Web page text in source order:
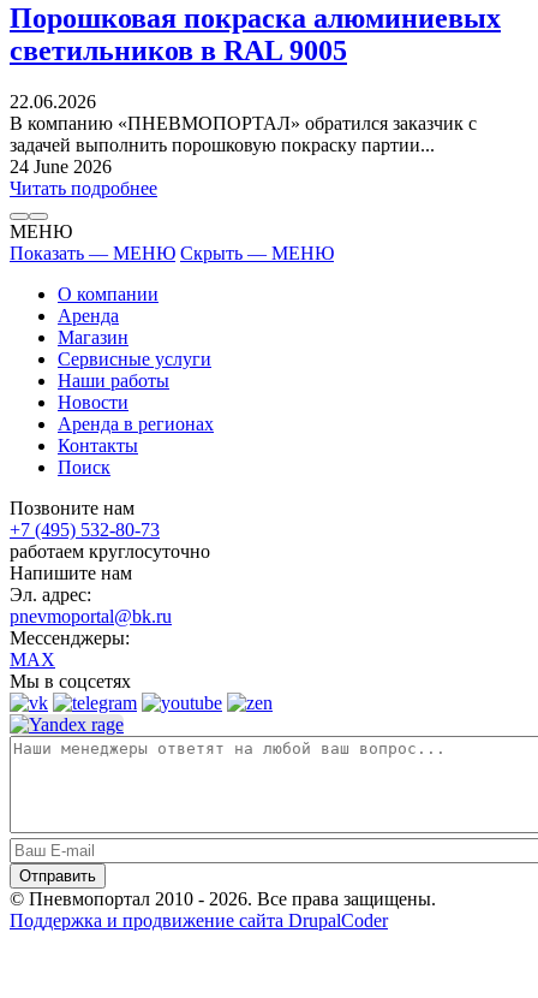
Порошковая покраска алюминиевых
светильников в RAL 9005
22.06.2026
В компанию «ПНЕВМОПОРТАЛ» обратился заказчик с
задачей выполнить порошковую покраску партии...
24 June 2026
Читать подробнее
МЕНЮ
Показать — МЕНЮ Скрыть — МЕНЮ
О компании
Аренда
Магазин
Сервисные услуги
Наши работы
Новости
Аренда в регионах
Контакты
Поиск
Позвоните нам
+7 (495) 532-80-73
работаем круглосуточно
Напишите нам
Эл. адрес:
pnevmoportal@bk.ru
Мессенджеры:
MAX
Мы в соцсетях
© Пневмопортал 2010 - 2026. Все права защищены.
Поддержка и продвижение сайта DrupalCoder